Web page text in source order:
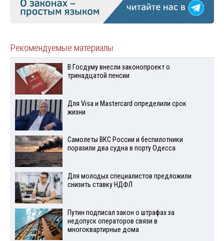
Рекомендуемые материалы
В Госдуму внесли законопроект о
тринадцатой пенсии
Для Visа и Mastercard определили срок
жизни
Самолеты ВКС России и беспилотники
поразили два судна в порту Одесса
Для молодых специалистов предложили
снизить ставку НДФЛ
Путин подписал закон о штрафах за
недопуск операторов связи в
многоквартирные дома